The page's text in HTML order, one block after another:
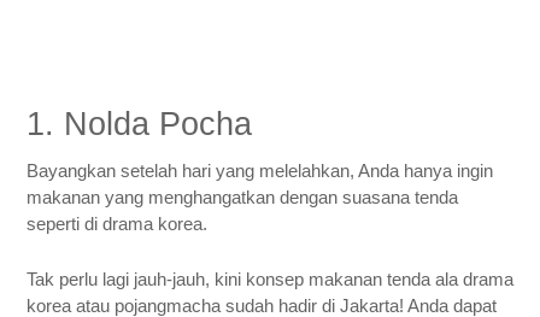
1. Nolda Pocha
Bayangkan setelah hari yang melelahkan, Anda hanya ingin
makanan yang menghangatkan dengan suasana tenda
seperti di drama korea.
Tak perlu lagi jauh-jauh, kini konsep makanan tenda ala drama
korea atau pojangmacha sudah hadir di Jakarta! Anda dapat